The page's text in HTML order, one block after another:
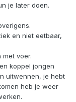
je later doen.
en niet eetbaar,
voer.
koppel jongen
uitwennen, je hebt
heb je weer